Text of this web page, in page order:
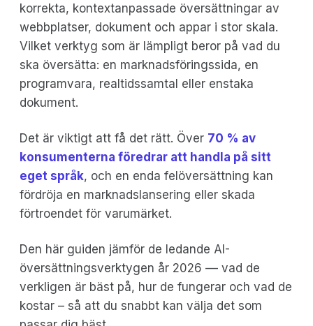
korrekta, kontextanpassade översättningar av
webbplatser, dokument och appar i stor skala.
Vilket verktyg som är lämpligt beror på vad du
ska översätta: en marknadsföringssida, en
programvara, realtidssamtal eller enstaka
dokument.
Det är viktigt att få det rätt. Över 70 % av
konsumenterna föredrar att handla på sitt
eget språk, och en enda felöversättning kan
fördröja en marknadslansering eller skada
förtroendet för varumärket.
Den här guiden jämför de ledande AI-
översättningsverktygen år 2026 –– vad de
verkligen är bäst på, hur de fungerar och vad de
kostar – så att du snabbt kan välja det som